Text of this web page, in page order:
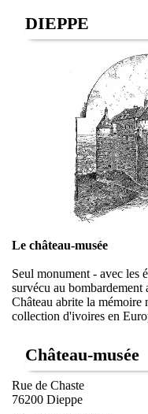
DIEPPE
Le château-musée
Seul monument - avec les
survécu au
Château abrite la
collection d'ivoires en
Château-musée
Rue de Chaste
76200 Dieppe